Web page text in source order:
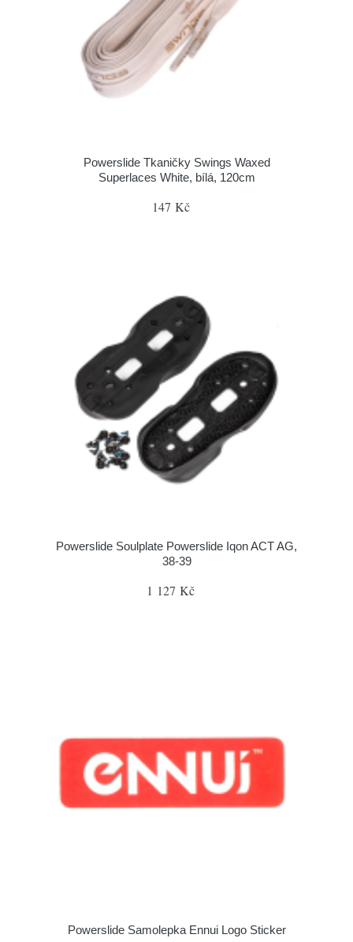
Powerslide Tkaničky Swings Waxed
Superlaces White, bílá, 120cm
147 Kč
Powerslide Soulplate Powerslide Iqon ACT AG,
38-39
1 127 Kč
Powerslide Samolepka Ennui Logo Sticker